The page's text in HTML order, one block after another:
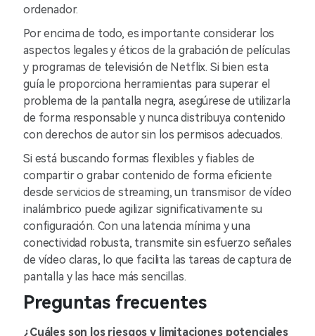
ordenador.
Por encima de todo, es importante considerar los
aspectos legales y éticos de la grabación de películas
y programas de televisión de Netflix. Si bien esta
guía le proporciona herramientas para superar el
problema de la pantalla negra, asegúrese de utilizarla
de forma responsable y nunca distribuya contenido
con derechos de autor sin los permisos adecuados.
Si está buscando formas flexibles y fiables de
compartir o grabar contenido de forma eficiente
desde servicios de streaming, un transmisor de vídeo
inalámbrico puede agilizar significativamente su
configuración. Con una latencia mínima y una
conectividad robusta, transmite sin esfuerzo señales
de vídeo claras, lo que facilita las tareas de captura de
pantalla y las hace más sencillas.
Preguntas frecuentes
¿Cuáles son los riesgos y limitaciones potenciales